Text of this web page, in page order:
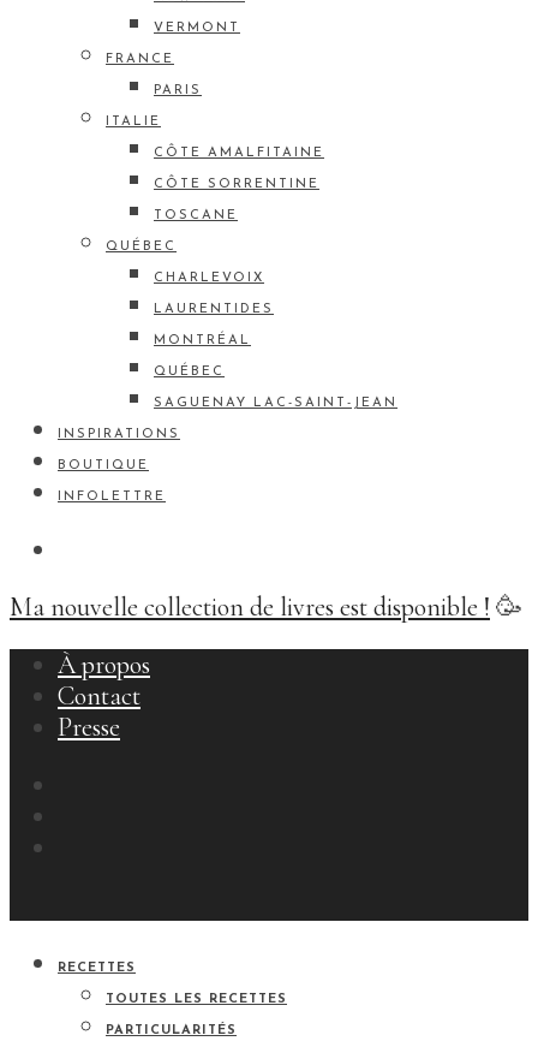
VERMONT
FRANCE
PARIS
ITALIE
CÔTE AMALFITAINE
CÔTE SORRENTINE
TOSCANE
QUÉBEC
CHARLEVOIX
LAURENTIDES
MONTRÉAL
QUÉBEC
SAGUENAY LAC-SAINT-JEAN
INSPIRATIONS
BOUTIQUE
INFOLETTRE
Ma nouvelle collection de livres est disponible ! 🥳
À propos
Contact
Presse
RECETTES
TOUTES LES RECETTES
PARTICULARITÉS